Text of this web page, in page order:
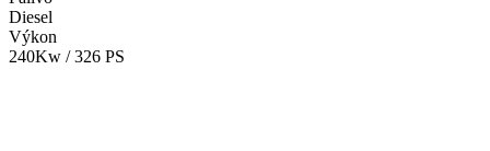
Diesel
Výkon
240Kw / 326 PS